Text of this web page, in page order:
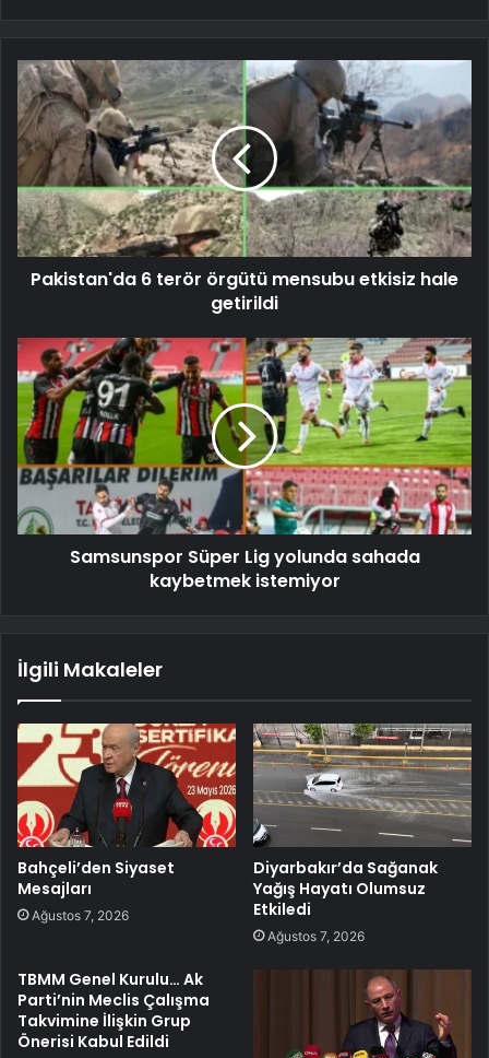
Pakistan'da 6 terör örgütü mensubu etkisiz hale
getirildi
Samsunspor Süper Lig yolunda sahada
kaybetmek istemiyor
İlgili Makaleler
Bahçeli’den Siyaset
Mesajları
Ağustos 7, 2026
Diyarbakır’da Sağanak
Yağış Hayatı Olumsuz
Etkiledi
Ağustos 7, 2026
TBMM Genel Kurulu… Ak
Parti’nin Meclis Çalışma
Takvimine İlişkin Grup
Önerisi Kabul Edildi